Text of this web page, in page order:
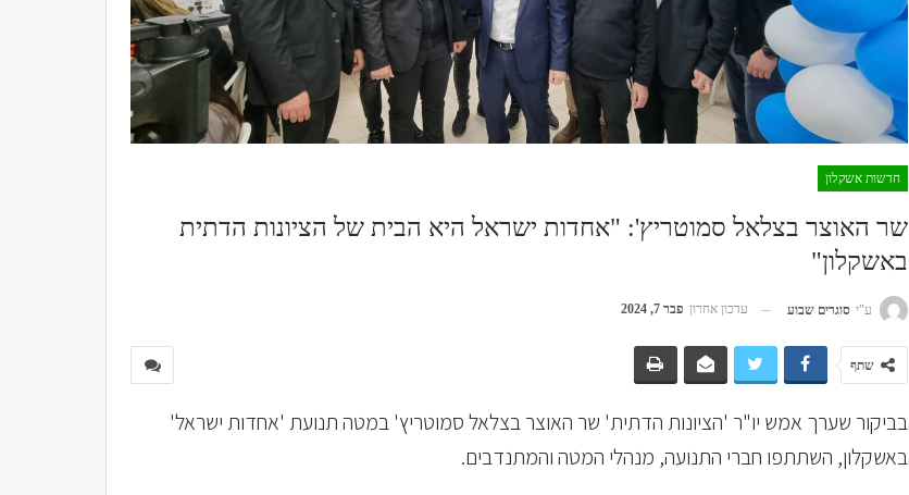
חדשות אשקלון
שר האוצר בצלאל סמוטריץ': "אחדות ישראל היא הבית של הציונות הדתית
באשקלון"
ע"י סוגרים שבוע עדכון אחרון פבר 7, 2024
שתף
בביקור שערך אמש יו"ר 'הציונות הדתית' שר האוצר בצלאל סמוטריץ' במטה תנועת 'אחדות ישראל'
באשקלון, השתתפו חברי התנועה, מנהלי המטה והמתנדבים.